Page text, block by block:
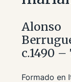
Alonso
c.1490 –
Formado en